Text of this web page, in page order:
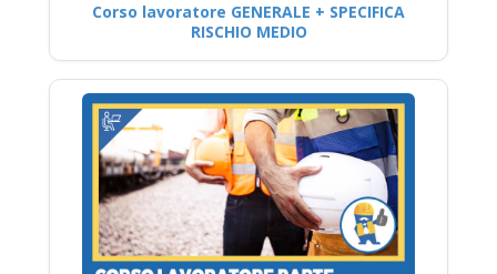
Corso lavoratore GENERALE + SPECIFICA
RISCHIO MEDIO